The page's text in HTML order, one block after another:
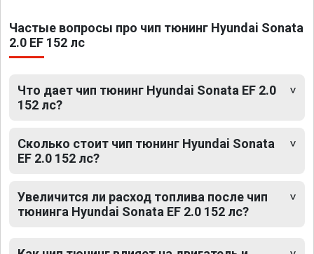
Частые вопросы про чип тюнинг Hyundai Sonata
2.0 EF 152 лс
Что дает чип тюнинг Hyundai Sonata EF 2.0
152 лс?
Сколько стоит чип тюнинг Hyundai Sonata
EF 2.0 152 лс?
Увеличится ли расход топлива после чип
тюнинга Hyundai Sonata EF 2.0 152 лс?